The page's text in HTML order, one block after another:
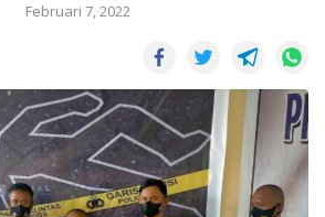
Februari 7, 2022